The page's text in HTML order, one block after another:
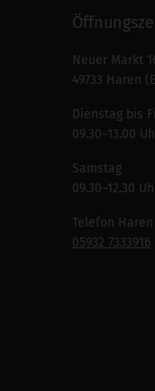
Neuer Markt
49733 Haren
Dienstag bis
09.30–13.00
Samstag
09.30–12.30
Telefon Haren
05932 7333916